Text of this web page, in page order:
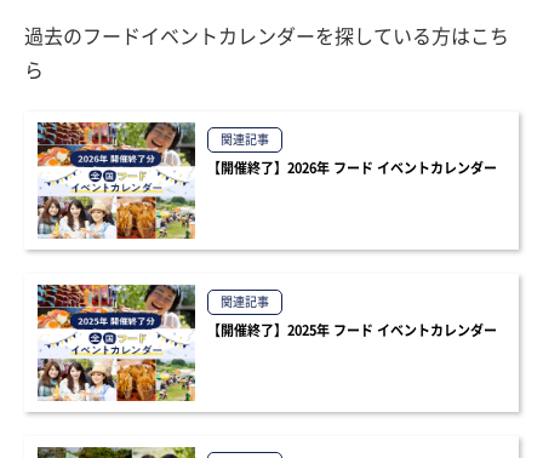
過去のフードイベントカレンダーを探している方はこち
ら
関連記事
【開催終了】2026年 フード イベントカレンダー
関連記事
【開催終了】2025年 フード イベントカレンダー